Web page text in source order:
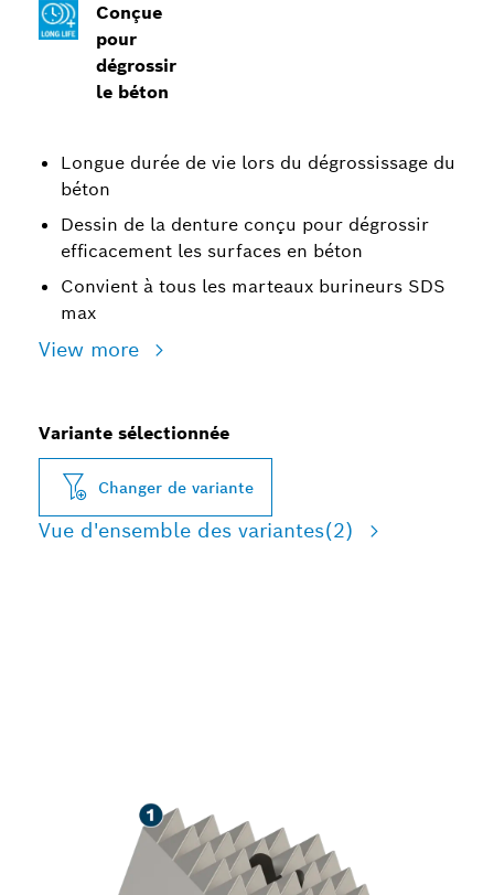
Conçue
pour
dégrossir
le béton
Longue durée de vie lors du dégrossissage du
béton
Dessin de la denture conçu pour dégrossir
efficacement les surfaces en béton
Convient à tous les marteaux burineurs SDS
max
View more
Variante sélectionnée
Changer de variante
Vue d'ensemble des variantes(2)